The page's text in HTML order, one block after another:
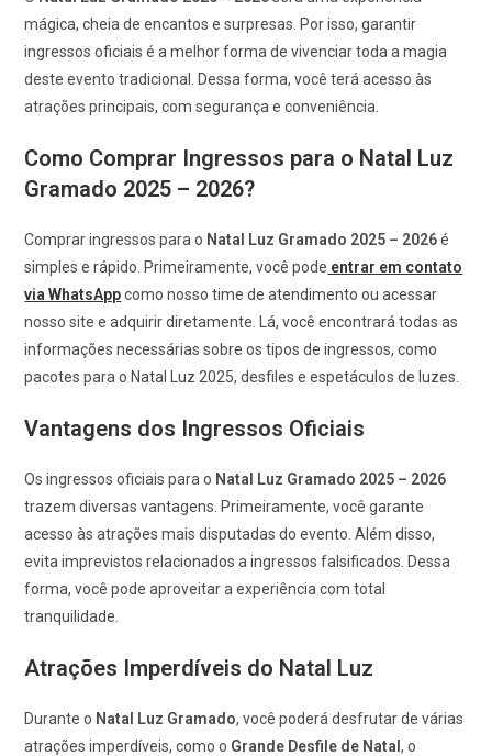
mágica, cheia de encantos e surpresas. Por isso, garantir
ingressos oficiais é a melhor forma de vivenciar toda a magia
deste evento tradicional. Dessa forma, você terá acesso às
atrações principais, com segurança e conveniência.
Como Comprar Ingressos para o Natal Luz
Gramado 2025 – 2026?
Comprar ingressos para o Natal Luz Gramado 2025 – 2026é
simples e rápido. Primeiramente, você pode entrar em contato
via WhatsAppcomo nosso time de atendimento ou acessar
nosso site e adquirir diretamente. Lá, você encontrará todas as
informações necessárias sobre os tipos de ingressos, como
pacotes para o Natal Luz 2025, desfiles e espetáculos de luzes.
Vantagens dos Ingressos Oficiais
Os ingressos oficiais para o Natal Luz Gramado 2025 – 2026
trazem diversas vantagens. Primeiramente, você garante
acesso às atrações mais disputadas do evento. Além disso,
evita imprevistos relacionados a ingressos falsificados. Dessa
forma, você pode aproveitar a experiência com total
tranquilidade.
Atrações Imperdíveis do Natal Luz
Durante o Natal Luz Gramado, você poderá desfrutar de várias
atrações imperdíveis, como o Grande Desfile de Natal, o